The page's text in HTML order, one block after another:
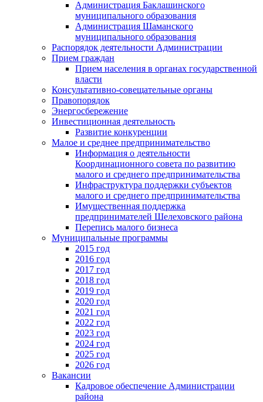
Администрация Баклашинского
муниципального образования
Администрация Шаманского
муниципального образования
Распорядок деятельности Администрации
Прием граждан
Прием населения в органах государственной
власти
Консультативно-совещательные органы
Правопорядок
Энергосбережение
Инвестиционная деятельность
Развитие конкуренции
Малое и среднее предпринимательство
Информация о деятельности
Координационного совета по развитию
малого и среднего предпринимательства
Инфраструктура поддержки субъектов
малого и среднего предпринимательства
Имущественная поддержка
предпринимателей Шелеховского района
Перепись малого бизнеса
Муниципальные программы
2015 год
2016 год
2017 год
2018 год
2019 год
2020 год
2021 год
2022 год
2023 год
2024 год
2025 год
2026 год
Вакансии
Кадровое обеспечение Администрации
района